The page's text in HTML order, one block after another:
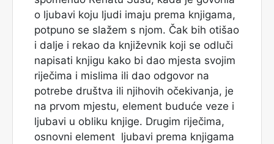
o ljubavi koju ljudi imaju prema knjigama,
potpuno se slažem s njom. Čak bih otišao
i dalje i rekao da književnik koji se odluči
napisati knjigu kako bi dao mjesta svojim
riječima i mislima ili dao odgovor na
potrebe društva ili njihovih očekivanja, je
na prvom mjestu, element buduće veze i
ljubavi u obliku knjige. Drugim riječima,
osnovni element ljubavi prema knjigama